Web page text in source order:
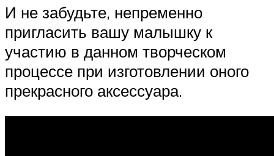
И не забудьте, непременно
пригласить вашу малышку к
участию в данном творческом
процессе при изготовлении оного
прекрасного аксессуара.